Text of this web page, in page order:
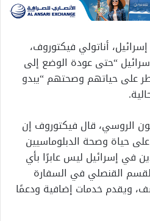
أناتولي فيكتوروف،
“حتى عودة الوضع إلى
على حياتهم وصحتهم “يبدو
الروسي، قال فيكتوروف إن
حياة وصحة الدبلوماسيين
في إسرائيل ليس عابرًا بأي
القنصلي في السفارة
ويقدم خدمات إضافية ودعمًا